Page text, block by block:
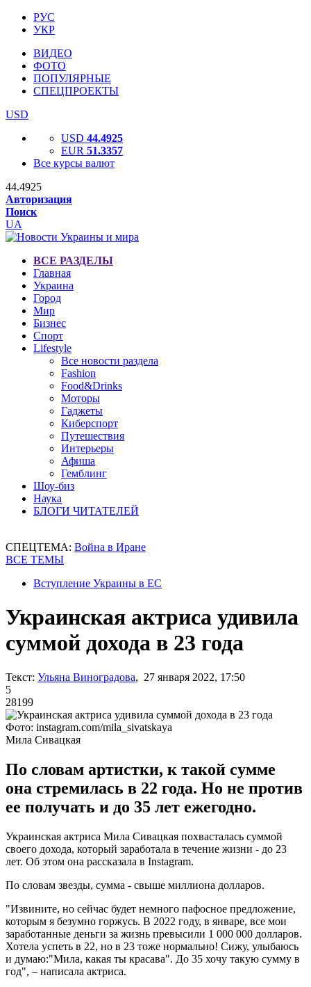
РУС
УКР
ВИДЕО
ФОТО
ПОПУЛЯРНЫЕ
СПЕЦПРОЕКТЫ
USD
USD 44.4925
EUR 51.3357
Все курсы валют
44.4925
Авторизация
Поиск
UA
ВСЕ РАЗДЕЛЫ
Главная
Украина
Город
Мир
Бизнес
Спорт
Lifestyle
Все новости раздела
Fashion
Food&Drinks
Моторы
Гаджеты
Киберспорт
Путешествия
Интерьеры
Афиша
Гемблинг
Шоу-биз
Наука
БЛОГИ ЧИТАТЕЛЕЙ
СПЕЦТЕМА: Война в Иране
ВСЕ ТЕМЫ
Вступление Украины в ЕС
Украинская актриса удивила
суммой дохода в 23 года
Текст: Ульяна Виноградова, 27 января 2022, 17:50
5
28199
Фото: instagram.com/mila_sivatskaya
Мила Сивацкая
По словам артистки, к такой сумме
она стремилась в 22 года. Но не против
ее получать и до 35 лет ежегодно.
Украинская актриса Мила Сивацкая похвасталась суммой
своего дохода, который заработала в течение жизни - до 23
лет. Об этом она рассказала в Instagram.
По словам звезды, сумма - свыше миллиона долларов.
"Извините, но сейчас будет немного пафосное предложение,
которым я безумно горжусь. В 2022 году, в январе, все мои
заработанные деньги за жизнь превысили 1 000 000 долларов.
Хотела успеть в 22, но в 23 тоже нормально! Сижу, улыбаюсь
и думаю:"Мила, какая ты красава". До 35 хочу такую сумму в
год", – написала актриса.